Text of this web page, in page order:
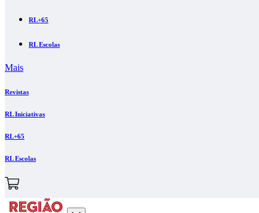
RL+65
RL Escolas
Mais
Revistas
RL Iniciativas
RL+65
RL Escolas